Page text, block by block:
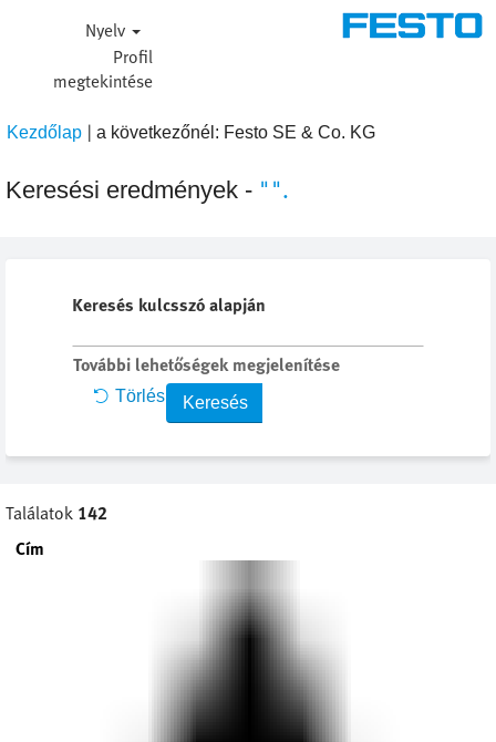
Nyelv
Profil
megtekintése
Kezdőlap | a következőnél: Festo SE & Co. KG(aktuális
Keresési eredmények - "".
Keresés kulcsszó alapján
További lehetőségek megjelenítése
Törlés
Találatok 142
Cím